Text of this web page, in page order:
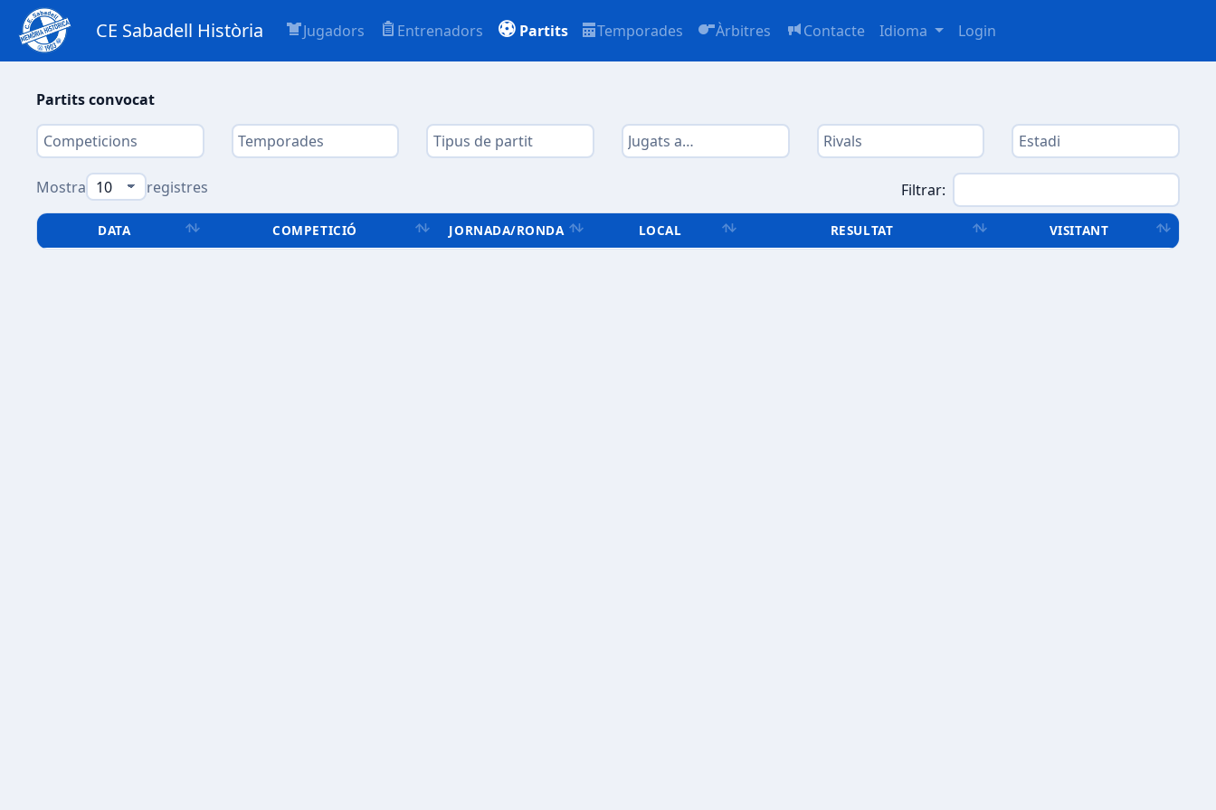
CE Sabadell Història Jugadors Entrenadors Partits Temporades Àrbitres Contacte Idioma Login
Partits convocat
Mostra registres Filtrar:
DATA COMPETICIÓ JORNADA/RONDA LOCAL RESULTAT VISITANT